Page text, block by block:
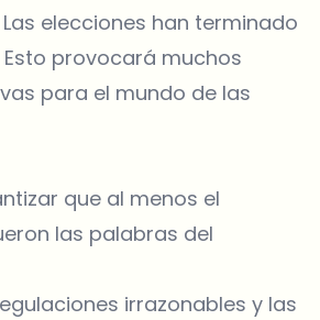
elecciones han terminado
provocará muchos
para el mundo de las
que al menos el
las palabras del
irrazonables y las